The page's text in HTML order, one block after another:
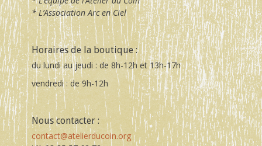
* L’Association Arc en Ciel
Horaires de la boutique :
du lundi au jeudi : de 8h-12h et 13h-17h
vendredi : de 9h-12h
Nous contacter :
contact@atelierducoin.org